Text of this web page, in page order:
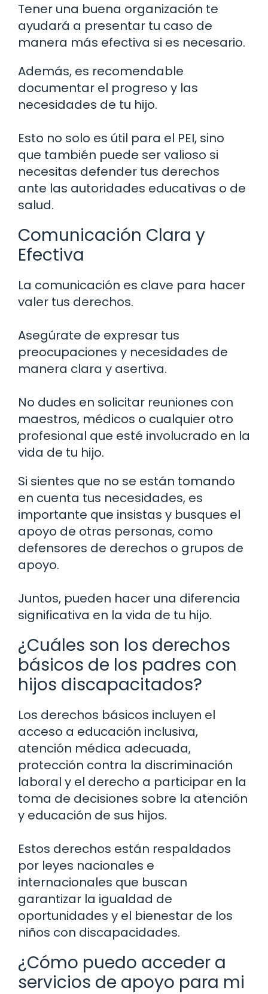
Tener una buena organización te
ayudará a presentar tu caso de
manera más efectiva si es necesario.
Además, es recomendable
documentar el progreso y las
necesidades de tu hijo.
Esto no solo es útil para el PEI, sino
que también puede ser valioso si
necesitas defender tus derechos
ante las autoridades educativas o de
salud.
Comunicación Clara y
Efectiva
La comunicación es clave para hacer
valer tus derechos.
Asegúrate de expresar tus
preocupaciones y necesidades de
manera clara y asertiva.
No dudes en solicitar reuniones con
maestros, médicos o cualquier otro
profesional que esté involucrado en la
vida de tu hijo.
Si sientes que no se están tomando
en cuenta tus necesidades, es
importante que insistas y busques el
apoyo de otras personas, como
defensores de derechos o grupos de
apoyo.
Juntos, pueden hacer una diferencia
significativa en la vida de tu hijo.
¿Cuáles son los derechos
básicos de los padres con
hijos discapacitados?
Los derechos básicos incluyen el
acceso a educación inclusiva,
atención médica adecuada,
protección contra la discriminación
laboral y el derecho a participar en la
toma de decisiones sobre la atención
y educación de sus hijos.
Estos derechos están respaldados
por leyes nacionales e
internacionales que buscan
garantizar la igualdad de
oportunidades y el bienestar de los
niños con discapacidades.
¿Cómo puedo acceder a
servicios de apoyo para mi